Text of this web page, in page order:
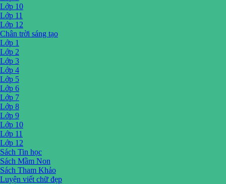
Lớp 10
Lớp 11
Lớp 12
Chân trời sáng tạo
Lớp 1
Lớp 2
Lớp 3
Lớp 4
Lớp 5
Lớp 6
Lớp 7
Lớp 8
Lớp 9
Lớp 10
Lớp 11
Lớp 12
Sách Tin học
Sách Mầm Non
Sách Tham Khảo
Luyện viết chữ đẹp